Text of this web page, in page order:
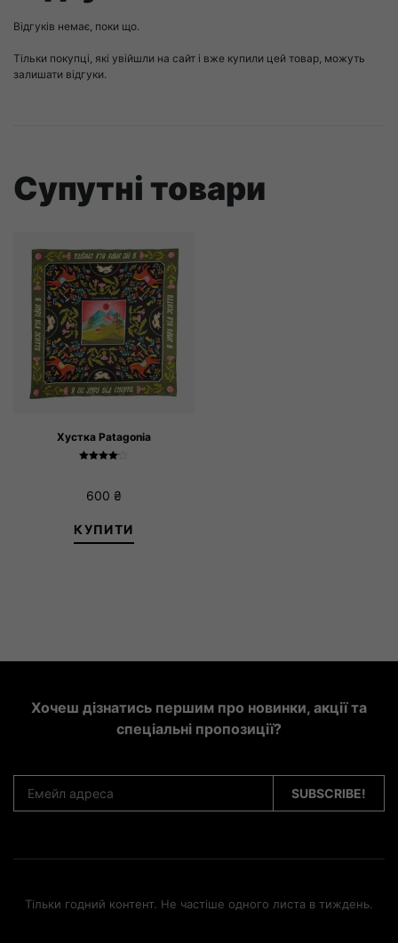
Відгуків немає, поки що.
Тільки покупці, які увійшли на сайт і вже купили цей товар, можуть
залишати відгуки.
Супутні товари
Хустка Patagonia
600 ₴
КУПИТИ
Хочеш дізнатись першим про новинки, акції та
спеціальні пропозиції?
Тільки годний контент. Не частіше одного листа в тиждень.